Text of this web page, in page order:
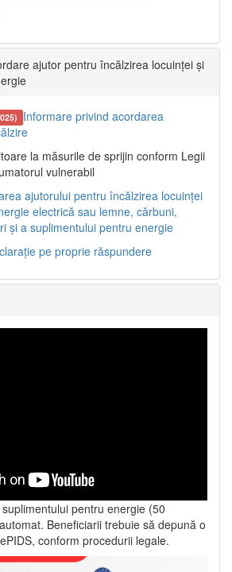
ajutor pentru încălzirea locuinței și
Informare privind acordarea
la măsurile de sprijin conform Legii
vulnerabil
ajutorului pentru încălzirea locuinței
electrică sau lemne, cărbuni,
și a suplimentului pentru energie
pe proprie răspundere
pentru energie (50
Beneficiarii trebuie să depună o
conform procedurii legale.